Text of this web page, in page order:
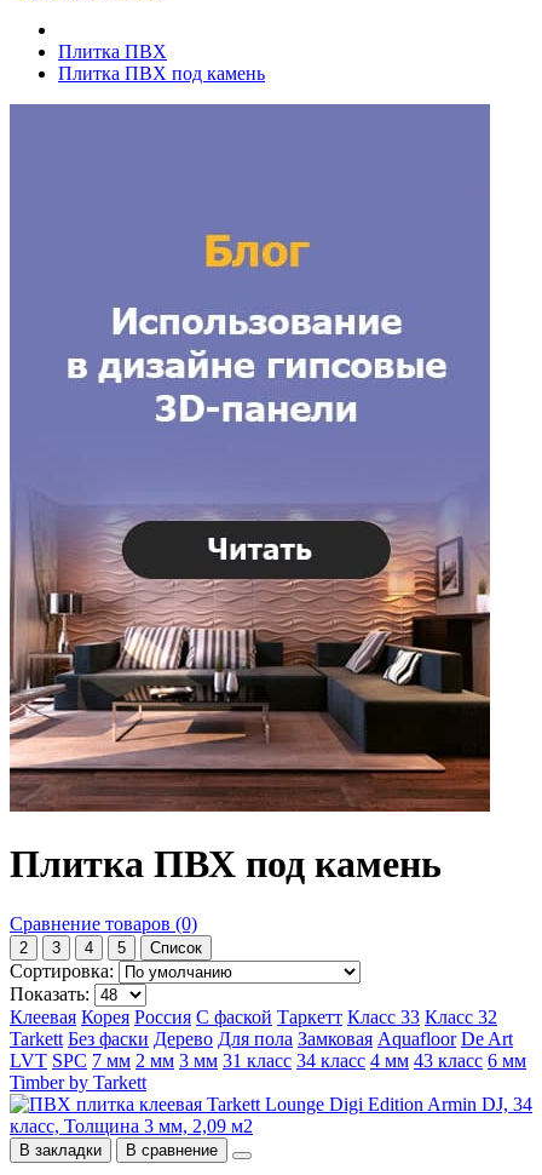
Плитка ПВХ
Плитка ПВХ под камень
Плитка ПВХ под камень
Сравнение товаров (0)
2 3 4 5 Список
Сортировка:
Показать:
Клеевая Корея Россия С фаской Таркетт Класс 33 Класс 32
Tarkett Без фаски Дерево Для пола Замковая Aquafloor De Art
LVT SPC 7 мм 2 мм 3 мм 31 класс 34 класс 4 мм 43 класс 6 мм
Timber by Tarkett
В закладки В сравнение